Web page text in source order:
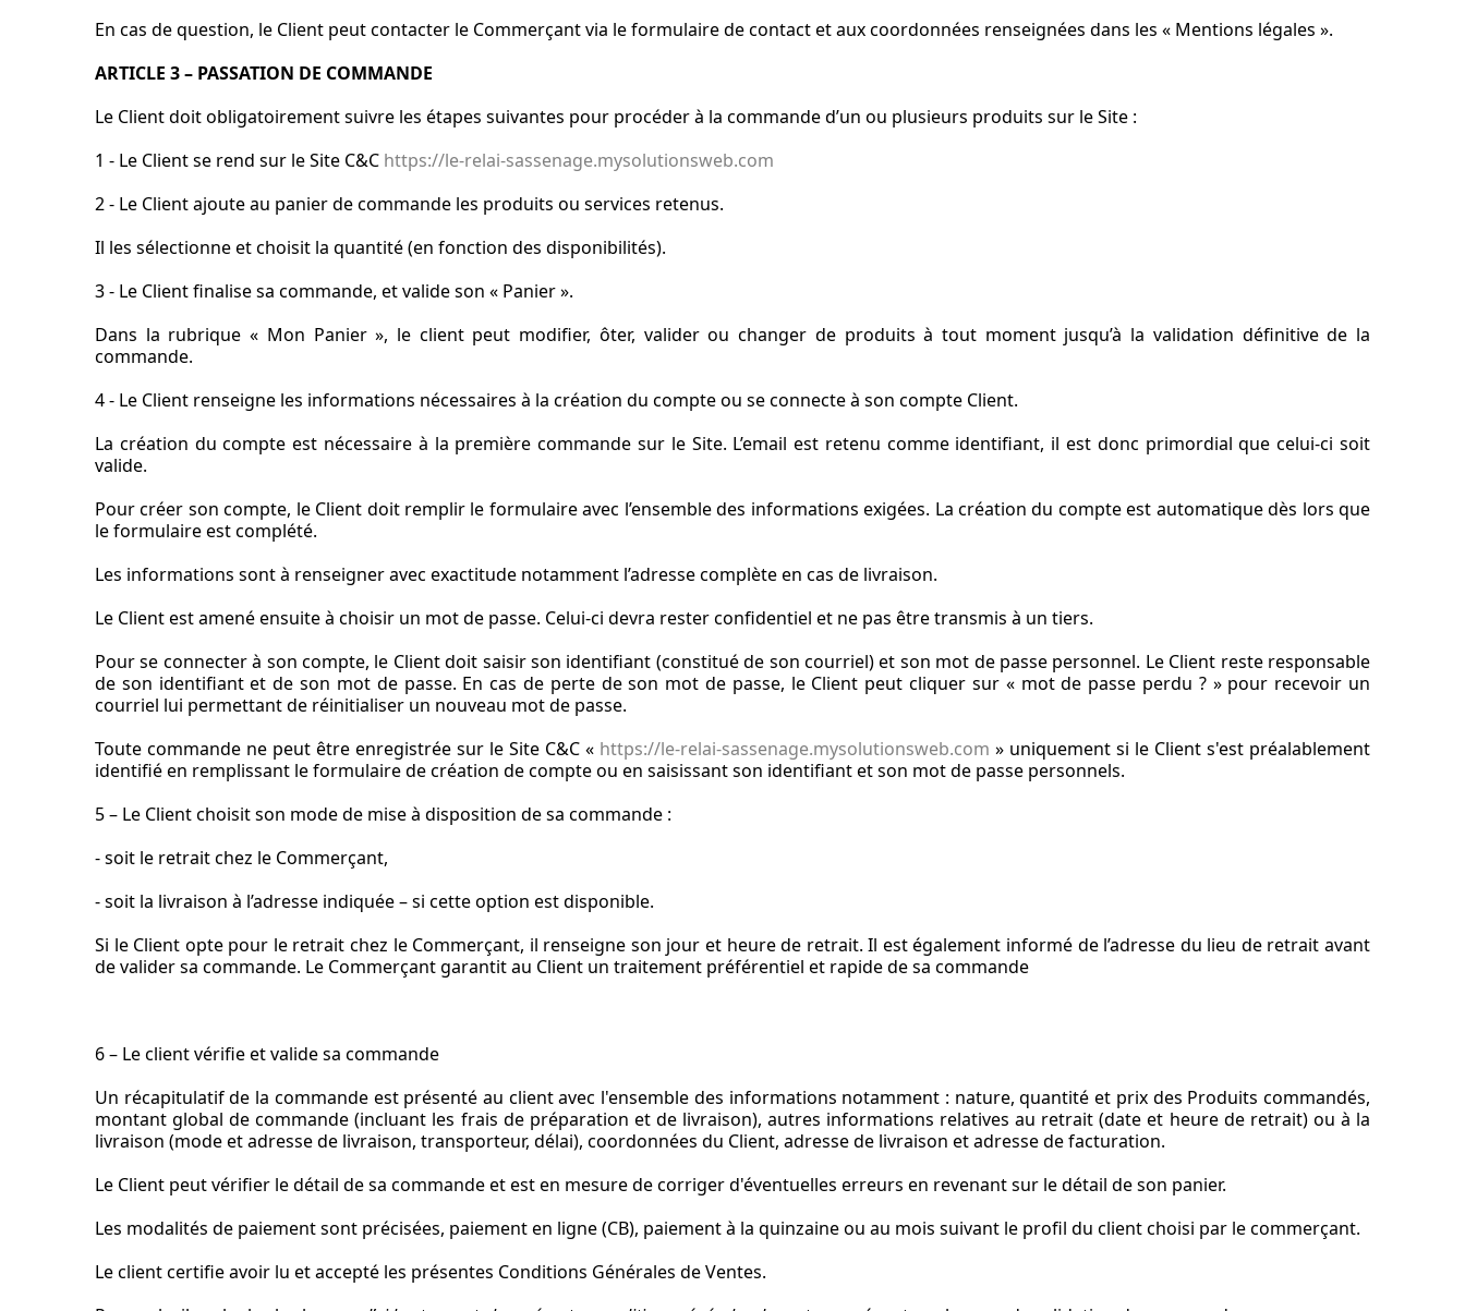
En cas de question, le Client peut contacter le Commerçant via le formulaire de contact et aux coordonnées renseignées dans les « Mentions légales ».
ARTICLE 3 – PASSATION DE COMMANDE
Le Client doit obligatoirement suivre les étapes suivantes pour procéder à la commande d’un ou plusieurs produits sur le Site :
1 - Le Client se rend sur le Site C&C https://le-relai-sassenage.mysolutionsweb.com
2 - Le Client ajoute au panier de commande les produits ou services retenus.
Il les sélectionne et choisit la quantité (en fonction des disponibilités).
3 - Le Client finalise sa commande, et valide son « Panier ».
Dans la rubrique « Mon Panier », le client peut modifier, ôter, valider ou changer de produits à tout moment jusqu’à la validation définitive de la
commande.
4 - Le Client renseigne les informations nécessaires à la création du compte ou se connecte à son compte Client.
La création du compte est nécessaire à la première commande sur le Site. L’email est retenu comme identifiant, il est donc primordial que celui-ci soit
valide.
Pour créer son compte, le Client doit remplir le formulaire avec l’ensemble des informations exigées. La création du compte est automatique dès lors que
le formulaire est complété.
Les informations sont à renseigner avec exactitude notamment l’adresse complète en cas de livraison.
Le Client est amené ensuite à choisir un mot de passe. Celui-ci devra rester confidentiel et ne pas être transmis à un tiers.
Pour se connecter à son compte, le Client doit saisir son identifiant (constitué de son courriel) et son mot de passe personnel. Le Client reste responsable
de son identifiant et de son mot de passe. En cas de perte de son mot de passe, le Client peut cliquer sur « mot de passe perdu ? » pour recevoir un
courriel lui permettant de réinitialiser un nouveau mot de passe.
Toute commande ne peut être enregistrée sur le Site C&C « https://le-relai-sassenage.mysolutionsweb.com » uniquement si le Client s'est préalablement
identifié en remplissant le formulaire de création de compte ou en saisissant son identifiant et son mot de passe personnels.
5 – Le Client choisit son mode de mise à disposition de sa commande :
- soit le retrait chez le Commerçant,
- soit la livraison à l’adresse indiquée – si cette option est disponible.
Si le Client opte pour le retrait chez le Commerçant, il renseigne son jour et heure de retrait. Il est également informé de l’adresse du lieu de retrait avant
de valider sa commande. Le Commerçant garantit au Client un traitement préférentiel et rapide de sa commande
6 – Le client vérifie et valide sa commande
Un récapitulatif de la commande est présenté au client avec l'ensemble des informations notamment : nature, quantité et prix des Produits commandés,
montant global de commande (incluant les frais de préparation et de livraison), autres informations relatives au retrait (date et heure de retrait) ou à la
livraison (mode et adresse de livraison, transporteur, délai), coordonnées du Client, adresse de livraison et adresse de facturation.
Le Client peut vérifier le détail de sa commande et est en mesure de corriger d'éventuelles erreurs en revenant sur le détail de son panier.
Les modalités de paiement sont précisées, paiement en ligne (CB), paiement à la quinzaine ou au mois suivant le profil du client choisi par le commerçant.
Le client certifie avoir lu et accepté les présentes Conditions Générales de Ventes.